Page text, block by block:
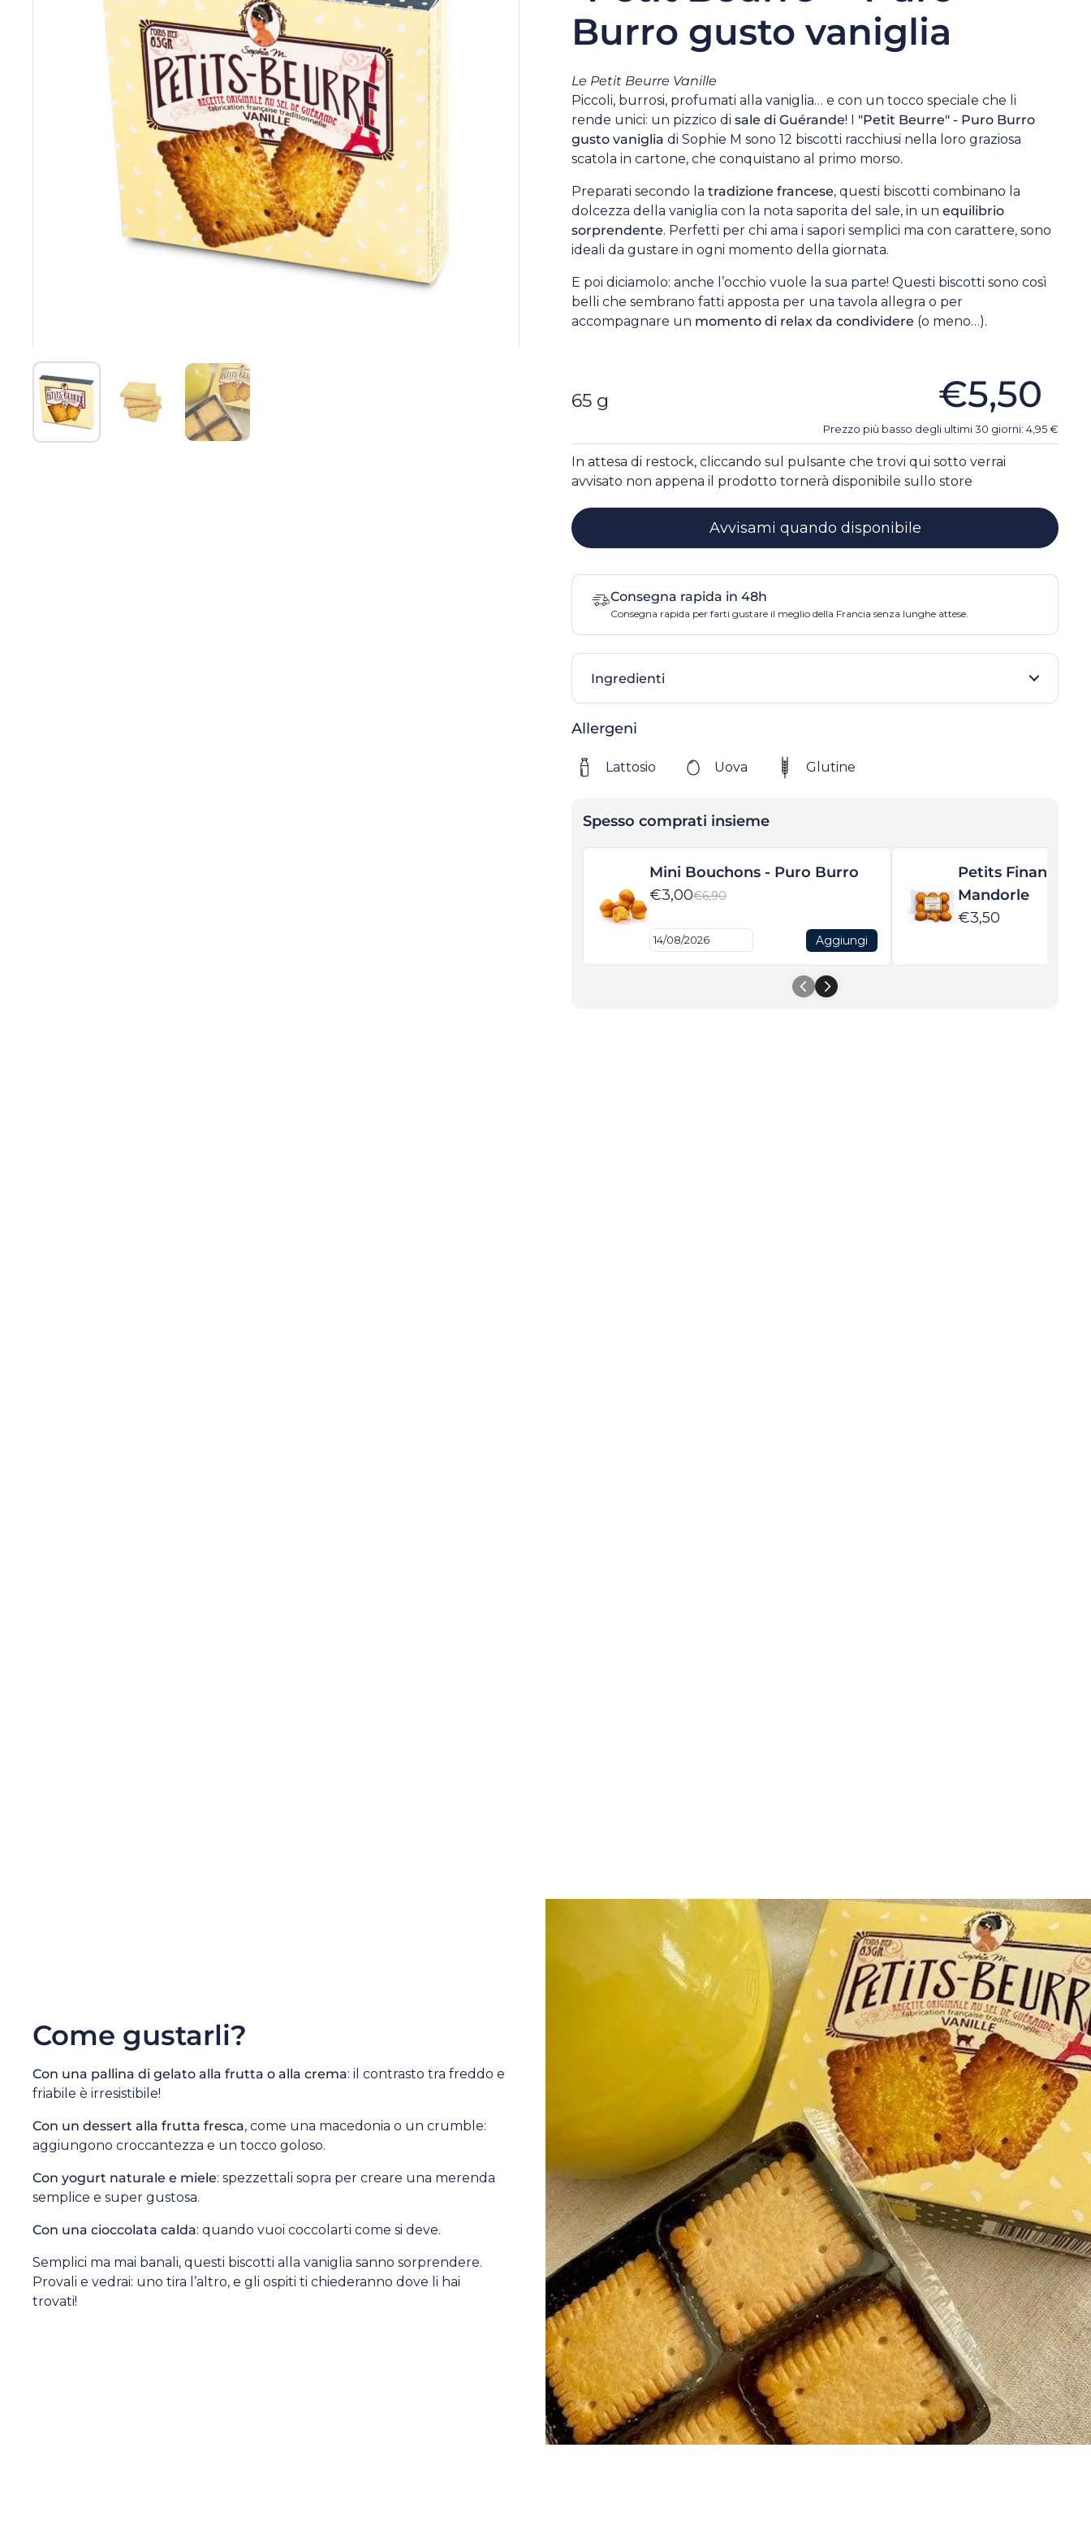
Mostra diapositiva 1Mostra diapositiva 2Mostra diapositiva 3
Burro gusto vaniglia
Le Petit Beurre Vanille
Piccoli, burrosi, profumati alla vaniglia… e con un tocco speciale che li
rende unici: un pizzico di sale di Guérande! I "Petit Beurre" - Puro Burro
gusto vaniglia di Sophie M sono 12 biscotti racchiusi nella loro graziosa
scatola in cartone, che conquistano al primo morso.
Preparati secondo la tradizione francese, questi biscotti combinano la
dolcezza della vaniglia con la nota saporita del sale, in un equilibrio
sorprendente. Perfetti per chi ama i sapori semplici ma con carattere, sono
ideali da gustare in ogni momento della giornata.
E poi diciamolo: anche l’occhio vuole la sua parte! Questi biscotti sono così
belli che sembrano fatti apposta per una tavola allegra o per
accompagnare un momento di relax da condividere (o meno…).
65 g €5,50
Prezzo più basso degli ultimi 30 giorni: 4,95€
In attesa di restock, cliccando sul pulsante che trovi qui sotto verrai
avvisato non appena il prodotto tornerà disponibile sullo store
Avvisami quando disponibile
Consegna rapida in 48h
Consegna rapida per farti gustare il meglio della Francia senza lunghe attese.
Ingredienti
Allergeni
Lattosio Uova Glutine
Spesso comprati insieme
Mini Bouchons - Puro Burro
€3,00€6,90
Aggiungi
Petits Financiers
Mandorle
€3,50
Come gustarli?
Con una pallina di gelato alla frutta o alla crema: il contrasto tra freddo e
friabile è irresistibile!
Con un dessert alla frutta fresca, come una macedonia o un crumble:
aggiungono croccantezza e un tocco goloso.
Con yogurt naturale e miele: spezzettali sopra per creare una merenda
semplice e super gustosa.
Con una cioccolata calda: quando vuoi coccolarti come si deve.
Semplici ma mai banali, questi biscotti alla vaniglia sanno sorprendere.
Provali e vedrai: uno tira l’altro, e gli ospiti ti chiederanno dove li hai
trovati!